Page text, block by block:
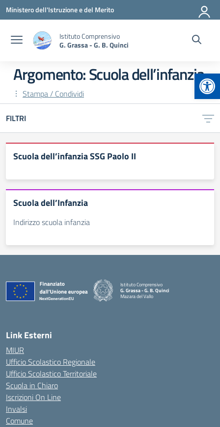
Vai ai contenuti
Vai al menu di navigazione
Vai al footer
Ministero dell'Istruzione e del Merito
Istituto Comprensivo
G. Grassa - G. B. Quinci
Argomento: Scuola dell’infanzia
Stampa / Condividi
FILTRI
Scuola dell’infanzia SSG Paolo II
Scuola dell’Infanzia
Indirizzo scuola infanzia
Istituto Comprensivo
G. Grassa - G. B. Quinci
Mazara del Vallo
Link Esterni
MIUR
Ufficio Scolastico Regionale
Ufficio Scolastico Territoriale
Scuola in Chiaro
Iscrizioni On Line
Invalsi
Comune